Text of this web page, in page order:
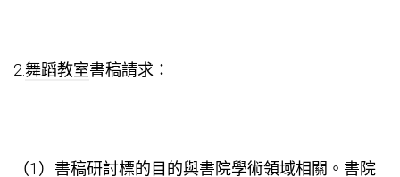
2. 舞蹈教室書稿請求：
（1）書稿研討標的目的與書院學術領域相關。書院